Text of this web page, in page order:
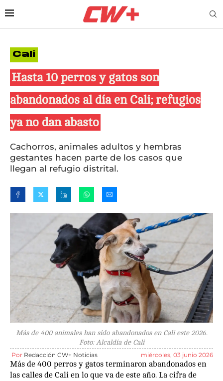
Cali
Hasta 10 perros y gatos son
abandonados al día en Cali; refugios
ya no dan abasto
Cachorros, animales adultos y hembras
gestantes hacen parte de los casos que
llegan al refugio distrital.
Más de 400 animales han sido abandonados en Cali este 2026.
Foto: Alcaldía de Cali
Por Redacción CW+ Noticias miércoles, 03 junio 2026
Más de 400 perros y gatos terminaron abandonados en
las calles de Cali en lo que va de este año. La cifra de